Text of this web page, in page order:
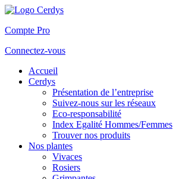
Compte Pro
Connectez-vous
Accueil
Cerdys
Présentation de l’entreprise
Suivez-nous sur les réseaux
Eco-responsabilité
Index Egalité Hommes/Femmes
Trouver nos produits
Nos plantes
Vivaces
Rosiers